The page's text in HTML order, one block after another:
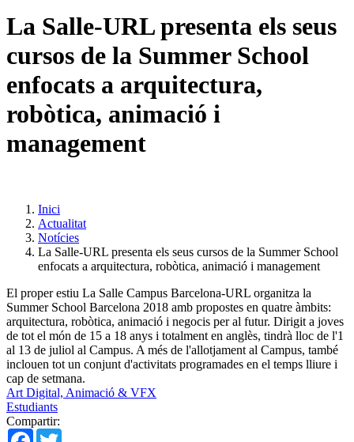
La Salle-URL presenta els seus
cursos de la Summer School
enfocats a arquitectura,
robòtica, animació i
management
Inici
Actualitat
Notícies
La Salle-URL presenta els seus cursos de la Summer School
enfocats a arquitectura, robòtica, animació i management
El proper estiu La Salle Campus Barcelona-URL organitza la
Summer School Barcelona 2018 amb propostes en quatre àmbits:
arquitectura, robòtica, animació i negocis per al futur. Dirigit a joves
de tot el món de 15 a 18 anys i totalment en anglès, tindrà lloc de l'1
al 13 de juliol al Campus. A més de l'allotjament al Campus, també
inclouen tot un conjunt d'activitats programades en el temps lliure i
cap de setmana.
Art Digital, Animació & VFX
Estudiants
Compartir:
Facebook